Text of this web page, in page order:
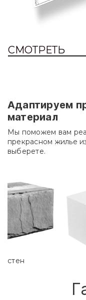
СМОТРЕТЬ
Адаптируем
материал
Мы поможем вам
прекрасном жилье
выберете.